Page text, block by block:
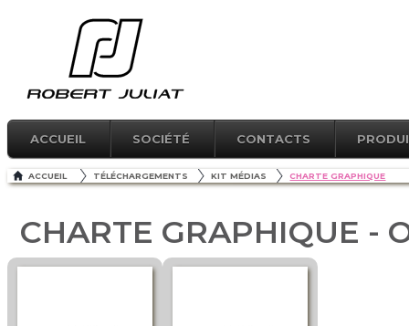
ACCUEIL SOCIÉTÉ CONTACTS
ACCUEIL TÉLÉCHARGEMENTS KIT MÉDIAS CHARTE GRAPHIQUE
CHARTE GRAPHIQUE